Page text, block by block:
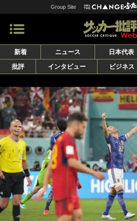
Group Site
新着 ニュース 日本代表
批評
インタビュー ビジネス